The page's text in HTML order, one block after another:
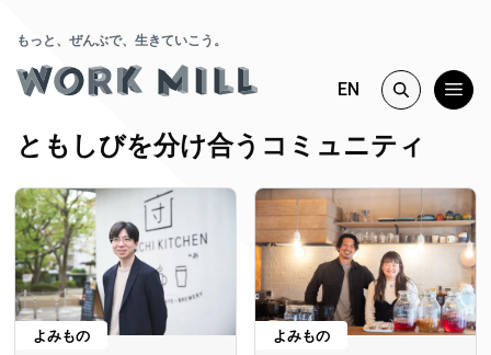
もっと、ぜんぶで、生きていこう。
EN
ともしびを分け合うコミュニティ
よみもの よみもの